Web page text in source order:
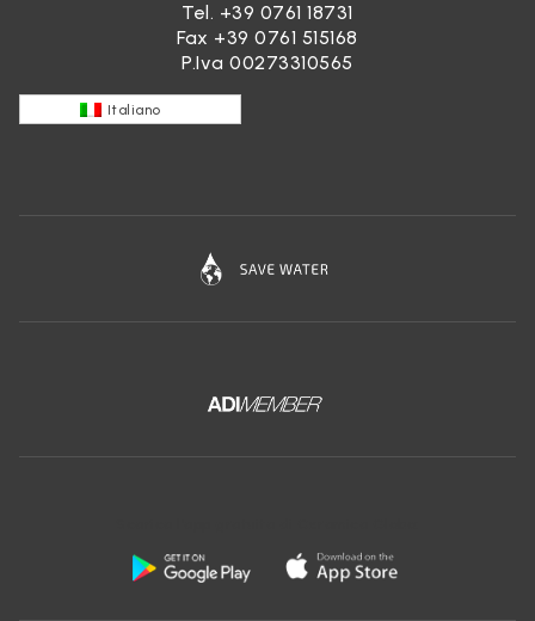
Tel. +39 0761 18731
Fax +39 0761 515168
P.Iva 00273310565
Italiano